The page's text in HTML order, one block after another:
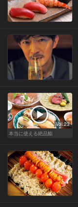
Vol.23
本当に使える絶品鮨